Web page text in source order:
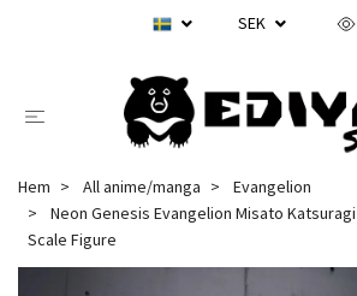
SEK
Hem All anime/manga
Evangelion
Neon Genesis Evangelion Misato
Scale Figure